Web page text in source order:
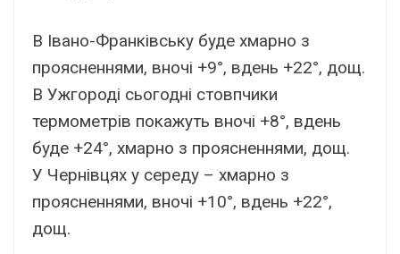
В Івано-Франківську буде хмарно з
проясненнями, вночі +9°, вдень +22°, дощ.
В Ужгороді сьогодні стовпчики
термометрів покажуть вночі +8°, вдень
буде +24°, хмарно з проясненнями, дощ.
У Чернівцях у середу – хмарно з
проясненнями, вночі +10°, вдень +22°,
дощ.